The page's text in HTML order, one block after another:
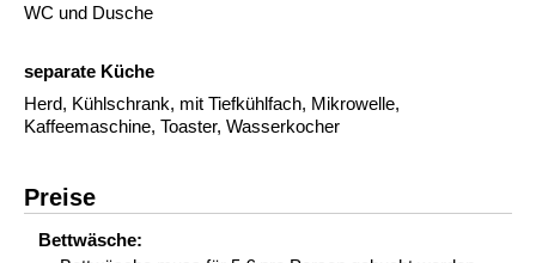
WC und Dusche
separate Küche
Herd, Kühlschrank, mit Tiefkühlfach, Mikrowelle,
Kaffeemaschine, Toaster, Wasserkocher
Preise
Bettwäsche: